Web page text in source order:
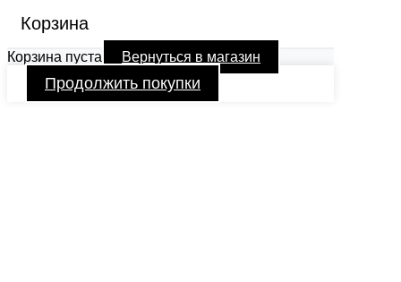
Корзина
Корзина пуста Вернуться в магазин
Продолжить покупки